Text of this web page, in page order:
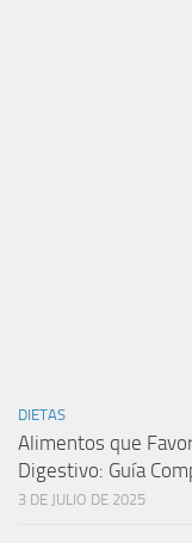
DIETAS
Alimentos que
Digestivo: Guía
3 DE JULIO DE 2025